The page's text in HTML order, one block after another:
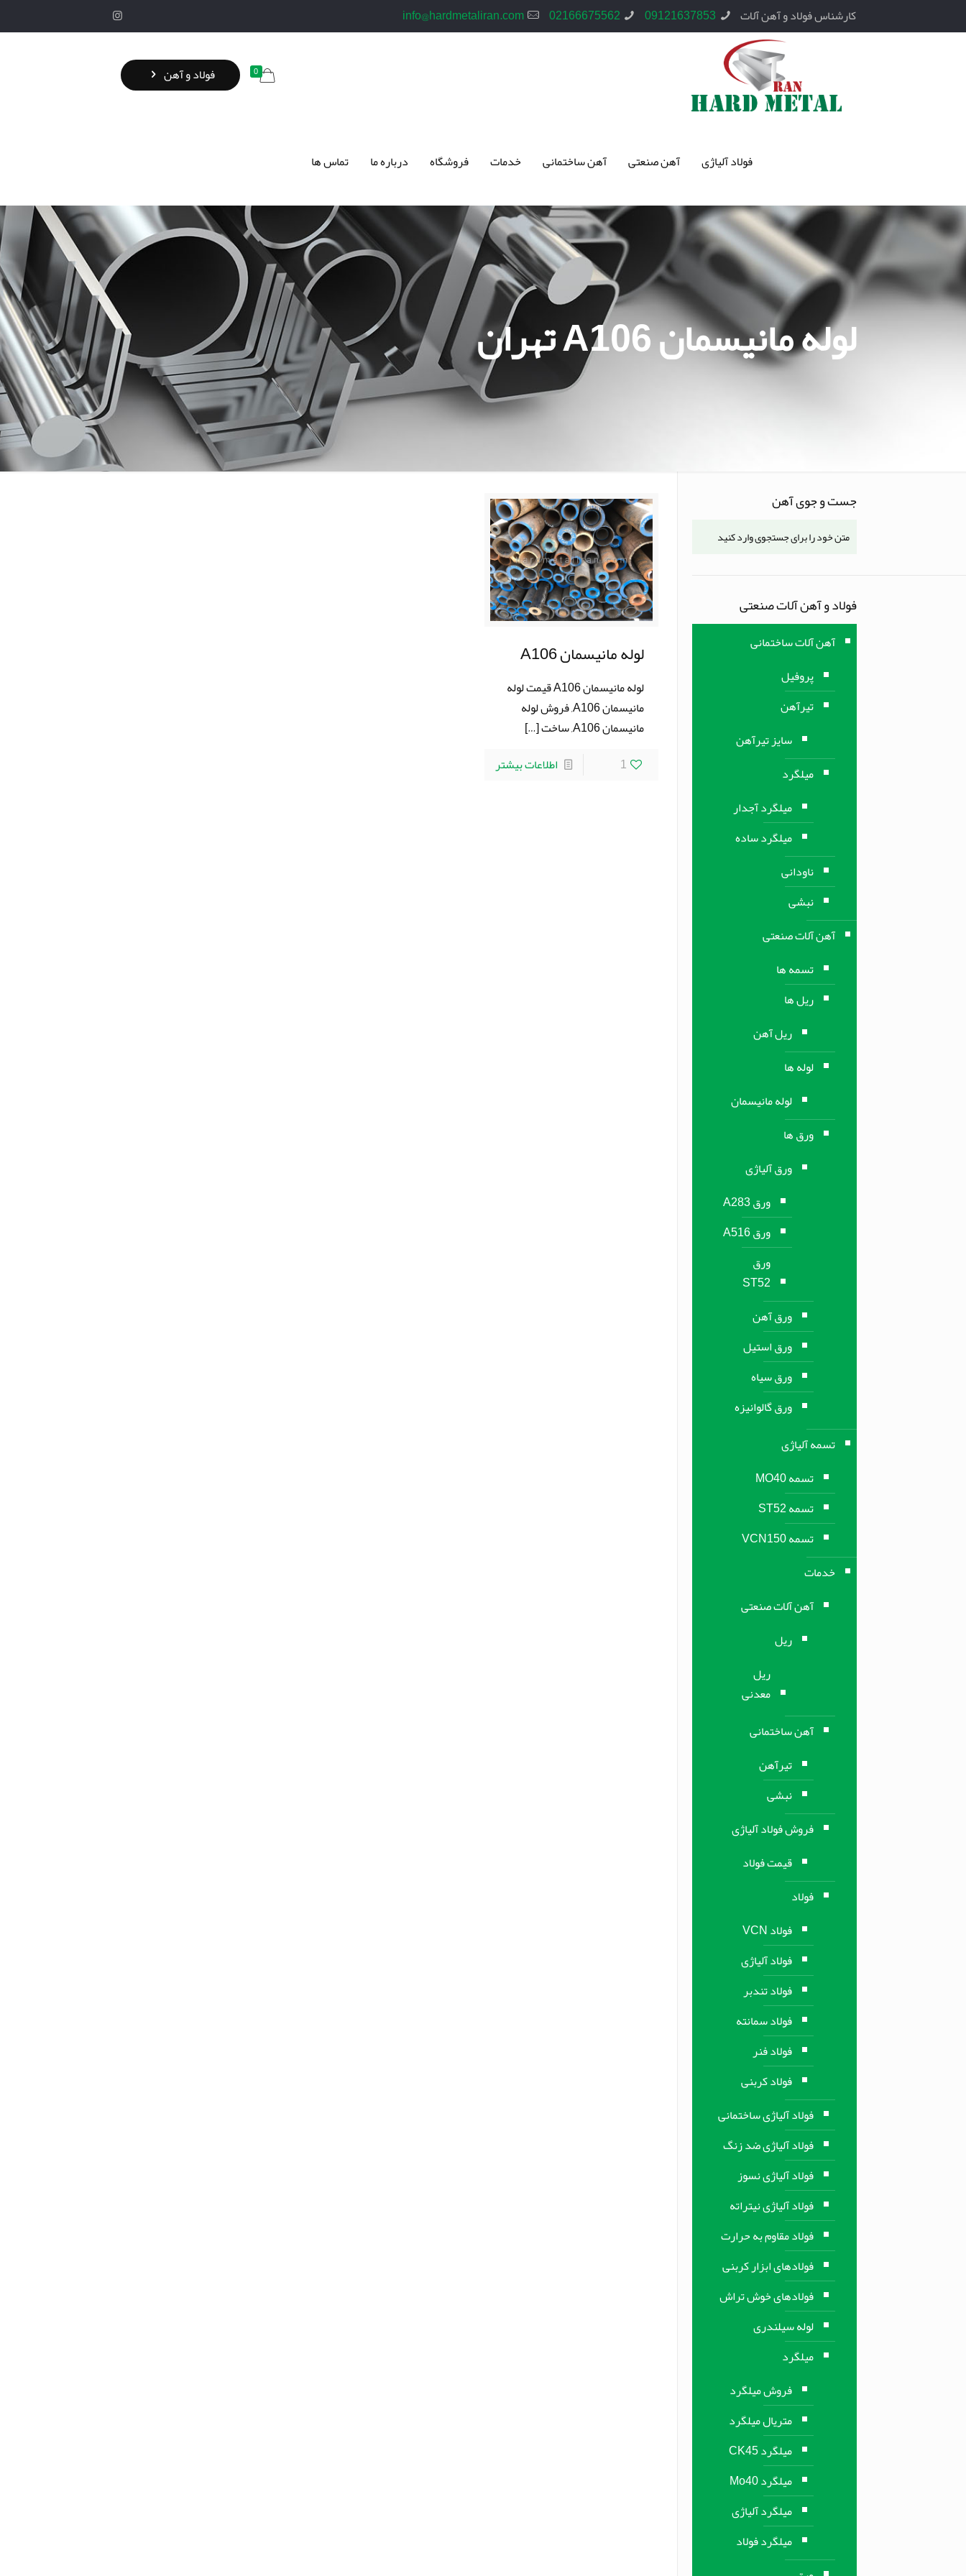
کارشناس فولاد و آهن آلات 09121637853
02166675562
info@hardmetaliran.com
فولاد آلیاژی آهن صنعتی آهن ساختمانی خدمات فروشگاه درباره ما تماس ها
0 فولاد و آهن
لوله مانیسمان A106 تهران
لوله مانیسمان A106
لوله مانیسمان A106 قیمت لوله
مانیسمان A106, فروش لوله
مانیسمان A106, ساخت
[…]
1
اطلاعات بیشتر
جست و جوی آهن
فولاد و آهن آلات صنعتی
آهن آلات ساختمانی
پروفیل
تیرآهن
سایز تیرآهن
میلگرد
میلگرد آجدار
میلگرد ساده
ناودانی
نبشی
آهن آلات صنعتی
تسمه ها
ریل ها
ریل آهن
لوله ها
لوله مانیسمان
ورق ها
ورق آلیاژی
ورق A283
ورق A516
ورق
ST52
ورق آهن
ورق استیل
ورق سیاه
ورق گالوانیزه
تسمه آلیاژی
تسمه MO40
تسمه ST52
تسمه VCN150
خدمات
آهن آلات صنعتی
ریل
ریل
معدنی
آهن ساختمانی
تیرآهن
نبشی
فروش فولاد آلیاژی
قیمت فولاد
فولاد
فولاد VCN
فولاد آلیاژی
فولاد تندبر
فولاد سمانته
فولاد فنر
فولاد کربنی
فولاد آلیاژی ساختمانی
فولاد آلیاژی ضد زنگ
فولاد آلیاژی نسوز
فولاد آلیاژی نیتراته
فولاد مقاوم به حرارت
فولادهای ابزار کربنی
فولادهای خوش تراش
لوله سیلندری
میلگرد
فروش میلگرد
متریال میلگرد
میلگرد CK45
میلگرد Mo40
میلگرد آلیاژی
میلگرد فولاد